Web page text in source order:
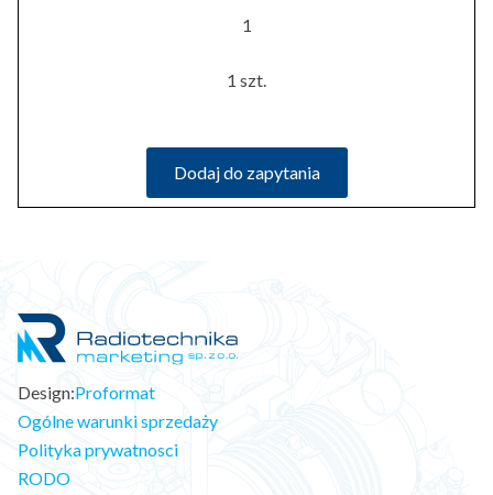
1
1 szt.
Dodaj do zapytania
Design:Proformat
Ogólne warunki sprzedaży
Polityka prywatnosci
RODO